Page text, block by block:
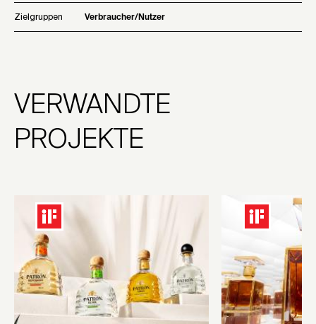
Zielgruppen Verbraucher/Nutzer
VERWANDTE
PROJEKTE